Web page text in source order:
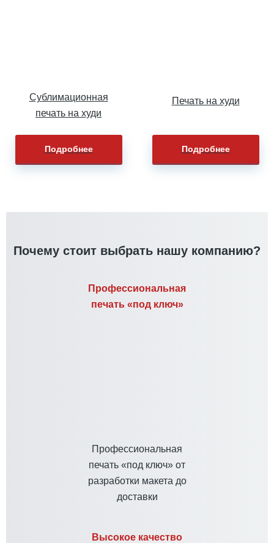
Сублимационная
печать на худи
Подробнее
Печать на худи
Подробнее
Почему стоит выбрать нашу компанию?
Профессиональная
печать «под ключ»
Профессиональная
печать «под ключ» от
разработки макета до
доставки
Высокое качество